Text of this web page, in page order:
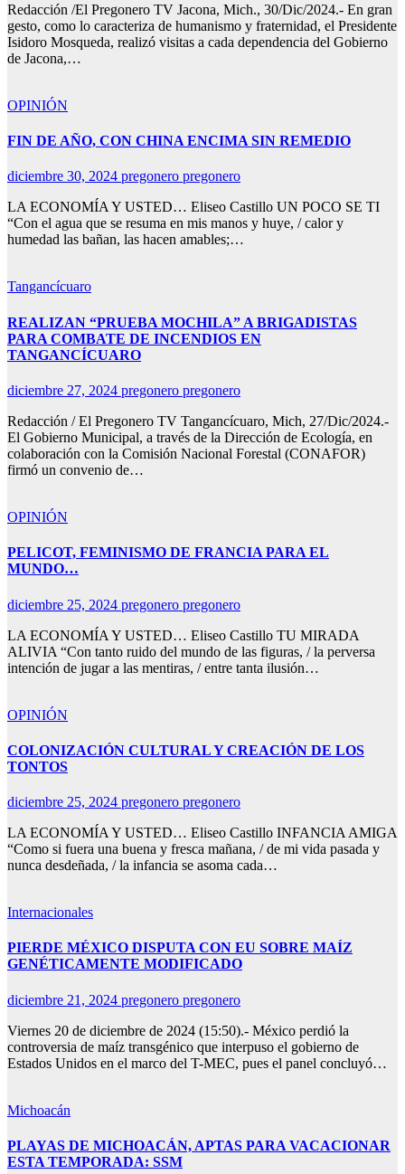
Redacción /El Pregonero TV Jacona, Mich., 30/Dic/2024.- En gran
gesto, como lo caracteriza de humanismo y fraternidad, el Presidente
Isidoro Mosqueda, realizó visitas a cada dependencia del Gobierno
de Jacona,…
OPINIÓN
FIN DE AÑO, CON CHINA ENCIMA SIN REMEDIO
diciembre 30, 2024 pregonero pregonero
LA ECONOMÍA Y USTED… Eliseo Castillo UN POCO SE TI
“Con el agua que se resuma en mis manos y huye, / calor y
humedad las bañan, las hacen amables;…
Tangancícuaro
REALIZAN “PRUEBA MOCHILA” A BRIGADISTAS
PARA COMBATE DE INCENDIOS EN
TANGANCÍCUARO
diciembre 27, 2024 pregonero pregonero
Redacción / El Pregonero TV Tangancícuaro, Mich, 27/Dic/2024.-
El Gobierno Municipal, a través de la Dirección de Ecología, en
colaboración con la Comisión Nacional Forestal (CONAFOR)
firmó un convenio de…
OPINIÓN
PELICOT, FEMINISMO DE FRANCIA PARA EL
MUNDO…
diciembre 25, 2024 pregonero pregonero
LA ECONOMÍA Y USTED… Eliseo Castillo TU MIRADA
ALIVIA “Con tanto ruido del mundo de las figuras, / la perversa
intención de jugar a las mentiras, / entre tanta ilusión…
OPINIÓN
COLONIZACIÓN CULTURAL Y CREACIÓN DE LOS
TONTOS
diciembre 25, 2024 pregonero pregonero
LA ECONOMÍA Y USTED… Eliseo Castillo INFANCIA AMIGA
“Como si fuera una buena y fresca mañana, / de mi vida pasada y
nunca desdeñada, / la infancia se asoma cada…
Internacionales
PIERDE MÉXICO DISPUTA CON EU SOBRE MAÍZ
GENÉTICAMENTE MODIFICADO
diciembre 21, 2024 pregonero pregonero
Viernes 20 de diciembre de 2024 (15:50).- México perdió la
controversia de maíz transgénico que interpuso el gobierno de
Estados Unidos en el marco del T-MEC, pues el panel concluyó…
Michoacán
PLAYAS DE MICHOACÁN, APTAS PARA VACACIONAR
ESTA TEMPORADA: SSM